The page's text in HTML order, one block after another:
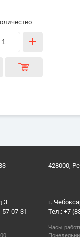
428000,
07-31
г.
Тел.: +7
Часы